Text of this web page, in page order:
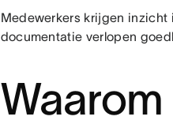
Medewerkers krijgen inzicht
documentatie verlopen